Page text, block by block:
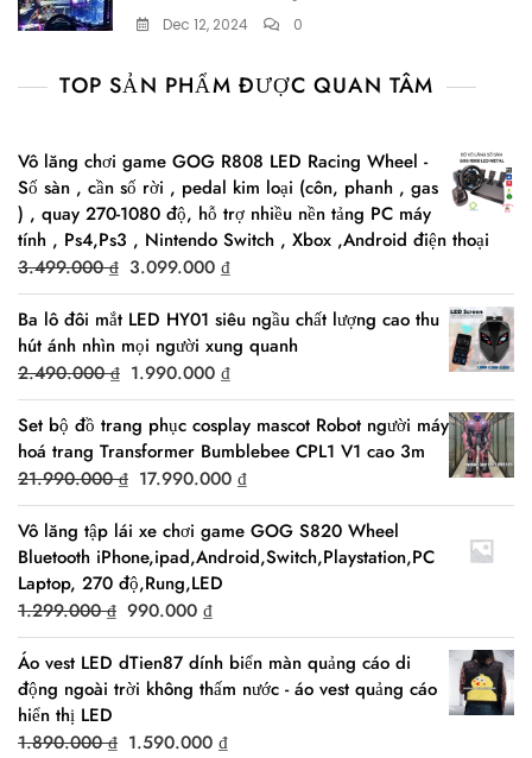
Dec 12, 2024 0
TOP SẢN PHẨM ĐƯỢC QUAN TÂM
Vô lăng chơi game GOG R808 LED Racing Wheel -
Số sàn , cần số rời , pedal kim loại (côn, phanh , gas
) , quay 270-1080 độ, hỗ trợ nhiều nền tảng PC máy
tính , Ps4,Ps3 , Nintendo Switch , Xbox ,Android điện thoại
3.499.000₫ Original
price
was:
3.499.000 ₫.
3.099.000 ₫
price
is:
3.099.000 ₫.
Ba lô đôi mắt LED HY01 siêu ngầu chất lượng cao thu
hút ánh nhìn mọi người xung quanh
2.490.000₫ Original
price
was:
2.490.000 ₫.
1.990.000 ₫
price
is:
1.990.000 ₫.
Set bộ đồ trang phục cosplay mascot Robot người máy
hoá trang Transformer Bumblebee CPL1 V1 cao 3m
21.990.000₫ Original
price
was:
21.990.000 ₫.
17.990.000 ₫
price
is:
17.990.000 ₫.
Vô lăng tập lái xe chơi game GOG S820 Wheel
Bluetooth iPhone,ipad,Android,Switch,Playstation,PC
Laptop, 270 độ,Rung,LED
1.299.000₫ Original
price
was:
1.299.000 ₫.
990.000 ₫
price
is:
990.000 ₫.
Áo vest LED dTien87 dính biển màn quảng cáo di
động ngoài trời không thấm nước - áo vest quảng cáo
hiển thị LED
1.890.000₫ Original
1.590.000 ₫